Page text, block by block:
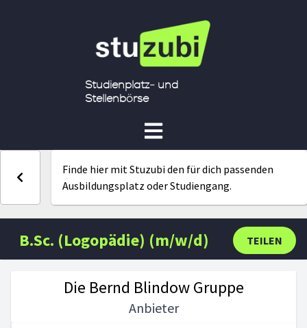
Studienplatz- und
Stellenbörse
Finde hier mit Stuzubi den für dich passenden
Ausbildungsplatz oder Studiengang.
TEILEN
B.Sc. (Logopädie) (m/w/d)
Die Bernd Blindow Gruppe
Anbieter